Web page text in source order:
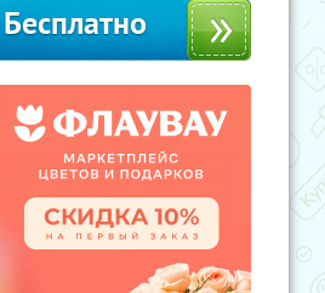
Бесплатно